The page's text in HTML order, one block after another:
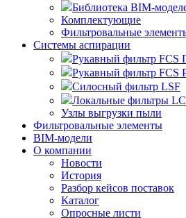
Библиотека BIM-
Комплектующие
Фильтровальные
Системы аспирации
Рукавный фильтр
Рукавный фильтр FCS
Силосный фильтр LSF
Локальные фильтры
Узлы выгрузки пыли
Фильтровальные элементы
BIM-модели
О компании
Новости
История
Разбор кейсов поставок
Каталог
Опросные листи